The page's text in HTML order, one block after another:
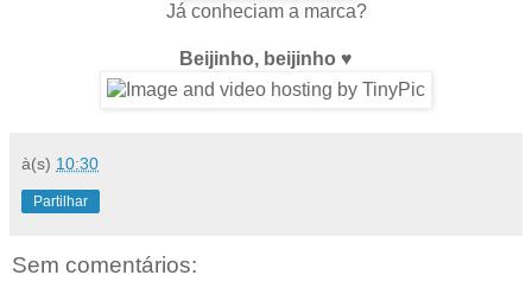
Já conheciam a marca?
Beijinho, beijinho ♥
à(s) 10:30
Partilhar
Sem comentários: